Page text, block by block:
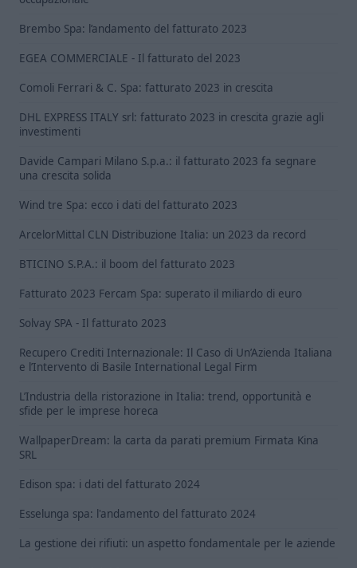
Brembo Spa: l’andamento del fatturato 2023
EGEA COMMERCIALE - Il fatturato del 2023
Comoli Ferrari & C. Spa: fatturato 2023 in crescita
DHL EXPRESS ITALY srl: fatturato 2023 in crescita grazie agli
investimenti
Davide Campari Milano S.p.a.: il fatturato 2023 fa segnare
una crescita solida
Wind tre Spa: ecco i dati del fatturato 2023
ArcelorMittal CLN Distribuzione Italia: un 2023 da record
BTICINO S.P.A.: il boom del fatturato 2023
Fatturato 2023 Fercam Spa: superato il miliardo di euro
Solvay SPA - Il fatturato 2023
Recupero Crediti Internazionale: Il Caso di Un’Azienda Italiana
e l’Intervento di Basile International Legal Firm
L’Industria della ristorazione in Italia: trend, opportunità e
sfide per le imprese horeca
WallpaperDream: la carta da parati premium Firmata Kina
SRL
Edison spa: i dati del fatturato 2024
Esselunga spa: l'andamento del fatturato 2024
La gestione dei rifiuti: un aspetto fondamentale per le aziende